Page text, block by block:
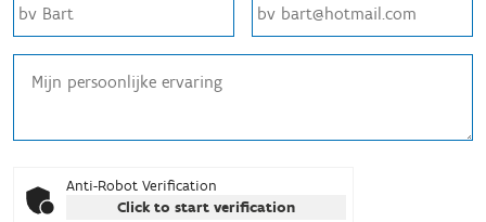
Anti-Robot Verification
Click to start verification